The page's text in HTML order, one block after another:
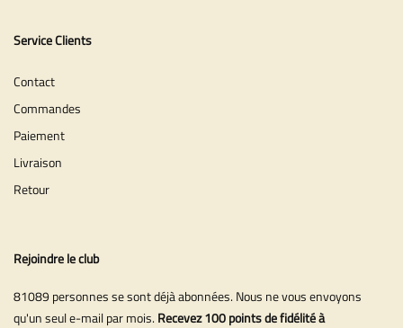
Service Clients
Contact
Commandes
Paiement
Livraison
Retour
Rejoindre le club
81089 personnes se sont déjà abonnées. Nous ne vous envoyons
qu'un seul e-mail par mois. Recevez 100 points de fidélité à